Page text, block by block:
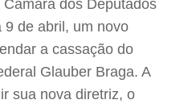
dos Deputados
9 de abril, um novo
a cassação do
Glauber Braga. A
sua nova diretriz, o